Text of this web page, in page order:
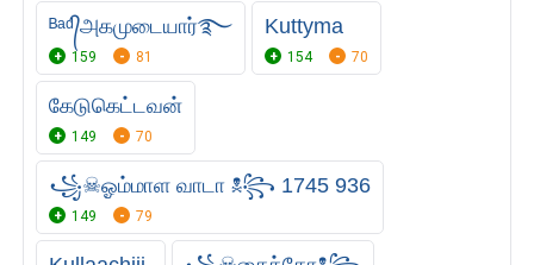
ᴮᵃᵈ᭄அகமுடையார்࿐
159 81
Kuttyma
154 70
கேடுகெட்டவன்
149 70
꧁☠︎ஓம்மாள வாடா ☠︎꧂ 1745 936
149 79